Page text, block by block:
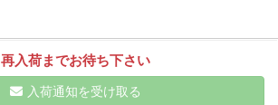
再入荷までお待ち下さい
入荷通知を受け取る